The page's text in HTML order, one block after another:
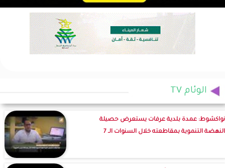
الوئام TV
نواكشوط: عمدة بلدية عرفات يستعرض حصيلة
النهضة التنموية بمقاطعته خلال السنوات الـ 7